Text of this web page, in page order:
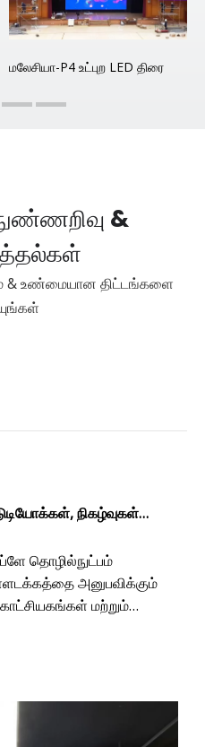
மலேசியா-P4 உட்புற LED திரை
&
& உண்மையான திட்டங்களை
நிகழ்வுகள்
தொழில்நுட்பம்
அனுபவிக்கும்
மற்றும்
சுற்றுலா இடங்கள் வரை,
பிளாட்களுக்கு அப்பாற்பட்ட